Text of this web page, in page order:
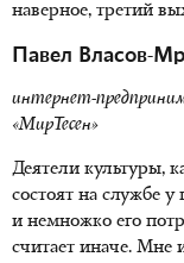
наверное, третий
Павел Власов-
интернет-
«МирТесен»
Деятели культуры,
состоят на службе у
и немножко его
считает иначе. Мне